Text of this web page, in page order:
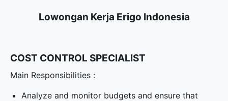
Lowongan Kerja Erigo Indonesia
COST CONTROL SPECIALIST
Main Responsibilities :
Analyze and monitor budgets and ensure that